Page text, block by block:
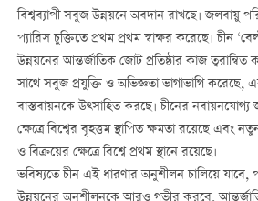
বিশ্বব্যাপী সবুজ উন্নয়নে অবদান রাখছে। জলবায়ু
প্যারিস চুক্তিতে প্রথম প্রথম স্বাক্ষর করেছে। চীন
উন্নয়নের আন্তর্জাতিক জোট প্রতিষ্ঠার কাজ
সাথে সবুজ প্রযুক্তি ও অভিজ্ঞতা ভাগাভাগি করেছে,
বাস্তবায়নকে উত্সাহিত করছে। চীনের নবায়নযোগ্য
ক্ষেত্রে বিশ্বের বৃহত্তম স্থাপিত ক্ষমতা রয়েছে এবং
ও বিক্রয়ের ক্ষেত্রে বিশ্বে প্রথম স্থানে রয়েছে।
ভবিষ্যতে চীন এই ধারণার অনুশীলন চালিয়ে